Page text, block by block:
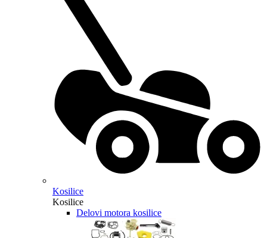
Kosilice
Kosilice
Delovi motora kosilice